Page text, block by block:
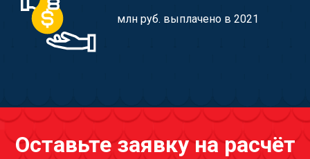
млн руб. выплачено в 2021
Оставьте заявку на расчёт